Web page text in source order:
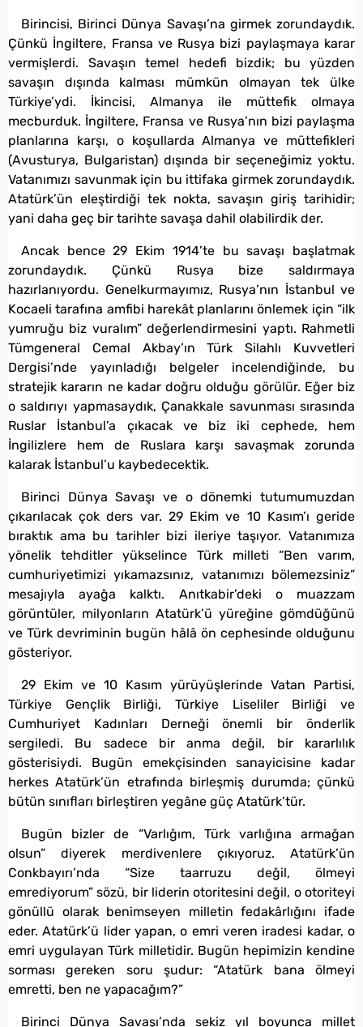
Birincisi, Birinci Dünya Savaşı’na girmek zorundaydık.
Çünkü İngiltere, Fransa ve Rusya bizi paylaşmaya karar
vermişlerdi. Savaşın temel hedefi bizdik; bu yüzden
savaşın dışında kalması mümkün olmayan tek ülke
Türkiye’ydi. İkincisi, Almanya ile müttefik olmaya
mecburduk. İngiltere, Fransa ve Rusya’nın bizi paylaşma
planlarına karşı, o koşullarda Almanya ve müttefikleri
(Avusturya, Bulgaristan) dışında bir seçeneğimiz yoktu.
Vatanımızı savunmak için bu ittifaka girmek zorundaydık.
Atatürk’ün eleştirdiği tek nokta, savaşın giriş tarihidir;
yani daha geç bir tarihte savaşa dahil olabilirdik der.
Ancak bence 29 Ekim 1914’te bu savaşı başlatmak
zorundaydık. Çünkü Rusya bize saldırmaya
hazırlanıyordu. Genelkurmayımız, Rusya’nın İstanbul ve
Kocaeli tarafına amfibi harekât planlarını önlemek için “ilk
yumruğu biz vuralım” değerlendirmesini yaptı. Rahmetli
Tümgeneral Cemal Akbay’ın Türk Silahlı Kuvvetleri
Dergisi’nde yayınladığı belgeler incelendiğinde, bu
stratejik kararın ne kadar doğru olduğu görülür. Eğer biz
o saldırıyı yapmasaydık, Çanakkale savunması sırasında
Ruslar İstanbul’a çıkacak ve biz iki cephede, hem
İngilizlere hem de Ruslara karşı savaşmak zorunda
kalarak İstanbul’u kaybedecektik.
Birinci Dünya Savaşı ve o dönemki tutumumuzdan
çıkarılacak çok ders var. 29 Ekim ve 10 Kasım’ı geride
bıraktık ama bu tarihler bizi ileriye taşıyor. Vatanımıza
yönelik tehditler yükselince Türk milleti “Ben varım,
cumhuriyetimizi yıkamazsınız, vatanımızı bölemezsiniz”
mesajıyla ayağa kalktı. Anıtkabir’deki o muazzam
görüntüler, milyonların Atatürk’ü yüreğine gömdüğünü
ve Türk devriminin bugün hâlâ ön cephesinde olduğunu
gösteriyor.
29 Ekim ve 10 Kasım yürüyüşlerinde Vatan Partisi,
Türkiye Gençlik Birliği, Türkiye Liseliler Birliği ve
Cumhuriyet Kadınları Derneği önemli bir önderlik
sergiledi. Bu sadece bir anma değil, bir kararlılık
gösterisiydi. Bugün emekçisinden sanayicisine kadar
herkes Atatürk’ün etrafında birleşmiş durumda; çünkü
bütün sınıfları birleştiren yegâne güç Atatürk’tür.
Bugün bizler de “Varlığım, Türk varlığına armağan
olsun” diyerek merdivenlere çıkıyoruz. Atatürk’ün
Conkbayırı’nda “Size taarruzu değil, ölmeyi
emrediyorum” sözü, bir liderin otoritesini değil, o otoriteyi
gönüllü olarak benimseyen milletin fedakârlığını ifade
eder. Atatürk’ü lider yapan, o emri veren iradesi kadar, o
emri uygulayan Türk milletidir. Bugün hepimizin kendine
sorması gereken soru şudur: “Atatürk bana ölmeyi
emretti, ben ne yapacağım?”
Birinci Dünya Savaşı’nda sekiz yıl boyunca millet